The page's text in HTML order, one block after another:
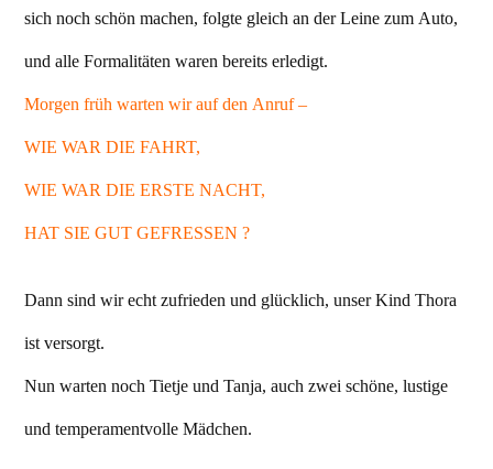
sich noch schön machen, folgte gleich an der Leine zum Auto,
und alle Formalitäten waren bereits erledigt.
Morgen früh warten wir auf den Anruf –
WIE WAR DIE FAHRT,
WIE WAR DIE ERSTE NACHT,
HAT SIE GUT GEFRESSEN ?
Dann sind wir echt zufrieden und glücklich, unser Kind Thora
ist versorgt.
Nun warten noch Tietje und Tanja, auch zwei schöne, lustige
und temperamentvolle Mädchen.